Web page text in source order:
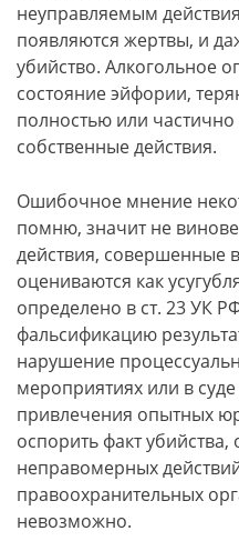
неуправляемым
появляются жертвы, и
убийство. Алкогольное
состояние эйфории,
полностью или частично
собственные действия.
Ошибочное мнение
помню, значит не
действия, совершенные
оцениваются как
определено в ст. 23 УК
фальсификацию
нарушение
мероприятиях или в
привлечения опытных
оспорить факт
неправомерных
правоохранительных
невозможно.